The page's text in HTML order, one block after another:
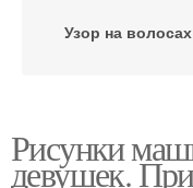
Узор на волосах
Рисунки
девушек.